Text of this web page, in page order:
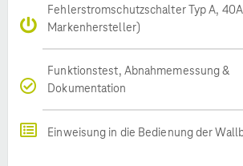
Fehlerstromschutzschalter Typ A,
Markenhersteller)
Funktionstest, Abnahmemessung &
Dokumentation
Einweisung in die Bedienung der